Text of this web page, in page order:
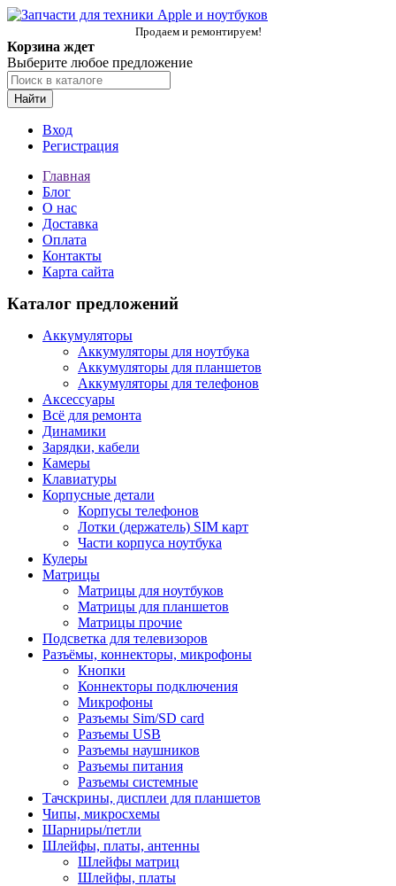
Продаем и ремонтируем!
Корзина ждет
Выберите любое предложение
Найти
Вход
Регистрация
Главная
Блог
О нас
Доставка
Оплата
Контакты
Карта сайта
Каталог предложений
Аккумуляторы
Аккумуляторы для ноутбука
Аккумуляторы для планшетов
Аккумуляторы для телефонов
Аксессуары
Всё для ремонта
Динамики
Зарядки, кабели
Камеры
Клавиатуры
Корпусные детали
Корпусы телефонов
Лотки (держатель) SIM карт
Части корпуса ноутбука
Кулеры
Матрицы
Матрицы для ноутбуков
Матрицы для планшетов
Матрицы прочие
Подсветка для телевизоров
Разъёмы, коннекторы, микрофоны
Кнопки
Коннекторы подключения
Микрофоны
Разъемы Sim/SD card
Разъемы USB
Разъемы наушников
Разъемы питания
Разъемы системные
Тачскрины, дисплеи для планшетов
Чипы, микросхемы
Шарниры/петли
Шлейфы, платы, антенны
Шлейфы матриц
Шлейфы, платы